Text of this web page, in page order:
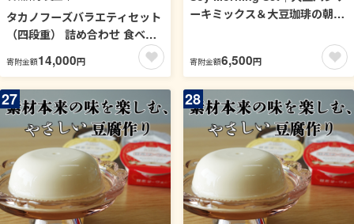
タカノフーズバラエティセット
（四段重） 詰め合わせ 食べく
らべ 食べ比べ 納豆 大粒 小粒
極小粒 バラエティセット 納豆
菌 茨城県産 国産 朝食 朝ご飯
タンパク質 たんぱく質 限定品
おかめ納豆 タカノフーズ 3-B
寄附金額14,000円
ーキミックス＆大豆珈琲の朝食
加、オーガニック、発酵食品、
スローライフ、珈琲、手作り、
さと納税】
寄附金額6,500円
27 28